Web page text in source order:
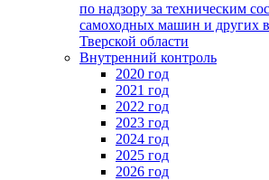
по надзору за техническим
самоходных машин и других
Тверской области
Внутренний контроль
2020 год
2021 год
2022 год
2023 год
2024 год
2025 год
2026 год